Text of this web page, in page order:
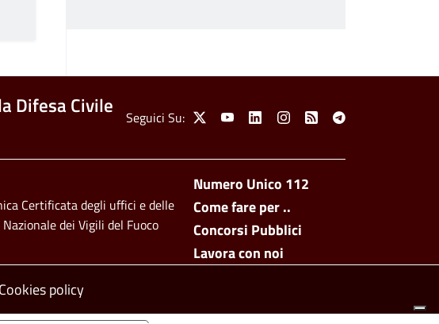
Difesa Civile Social Menu
Seguici Su: X YoutubeLinkedinInstagram
Feed Telegram
Footer side
Numero Unico 112
Come fare per ..
Concorsi Pubblici
Lavora con noi
Certificata degli uffici e delle
dei Vigili del Fuoco
policy